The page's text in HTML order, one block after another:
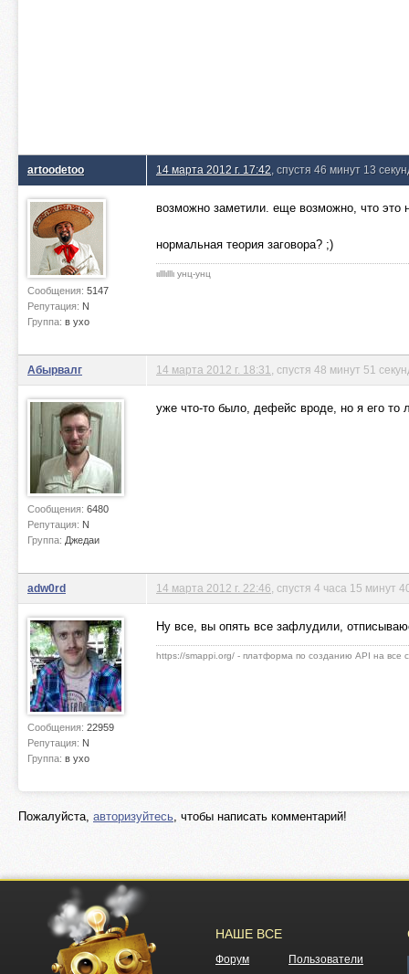
artoodetoo
Сообщения: 5147
Репутация: N
Группа: в ухо
14 марта 2012 г. 17:42 , спустя 46 минут 13
возможно заметили. еще возможно, что это
нормальная теория заговора? ;)
ιιlllιlllι унц-унц
Абырвалг
Сообщения: 6480
Репутация: N
Группа: Джедаи
14 марта 2012 г. 18:31 , спустя 48 минут 51
уже что-то было, дефейс вроде, но я его то
adw0rd
Сообщения: 22959
Репутация: N
Группа: в ухо
14 марта 2012 г. 22:46 , спустя 4 часа 15 минут
Ну все, вы опять все зафлудили,
https://smappi.org/ - платформа по созданию API на все
Пожалуйста, авторизуйтесь, чтобы написать комментарий!
НАШЕ ВСЕ
Форум
Пользователи